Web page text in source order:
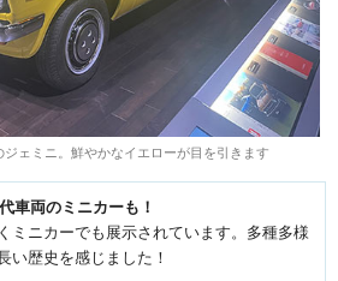
ジェミニ。鮮やかなイエローが目を引きます
車両のミニカーも！
ミニカーでも展示されています。多種多様
い歴史を感じました！